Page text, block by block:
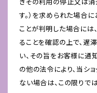
きその利用の停止又は消
す。）を求められた場合
ことが判明した場合には
ることを確認の上で、遅
い、その旨をお客様に通
の他の法令により、当シ
ない場合は、この限りで